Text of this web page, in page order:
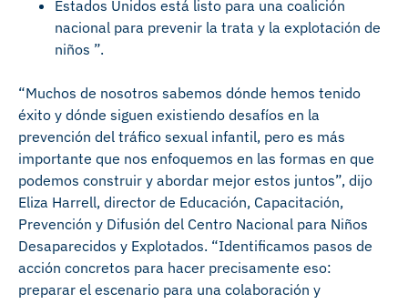
Estados Unidos está listo para una coalición
nacional para prevenir la trata y la explotación de
niños ”.
“Muchos de nosotros sabemos dónde hemos tenido
éxito y dónde siguen existiendo desafíos en la
prevención del tráfico sexual infantil, pero es más
importante que nos enfoquemos en las formas en que
podemos construir y abordar mejor estos juntos”, dijo
Eliza Harrell, director de Educación, Capacitación,
Prevención y Difusión del Centro Nacional para Niños
Desaparecidos y Explotados. “Identificamos pasos de
acción concretos para hacer precisamente eso:
preparar el escenario para una colaboración y